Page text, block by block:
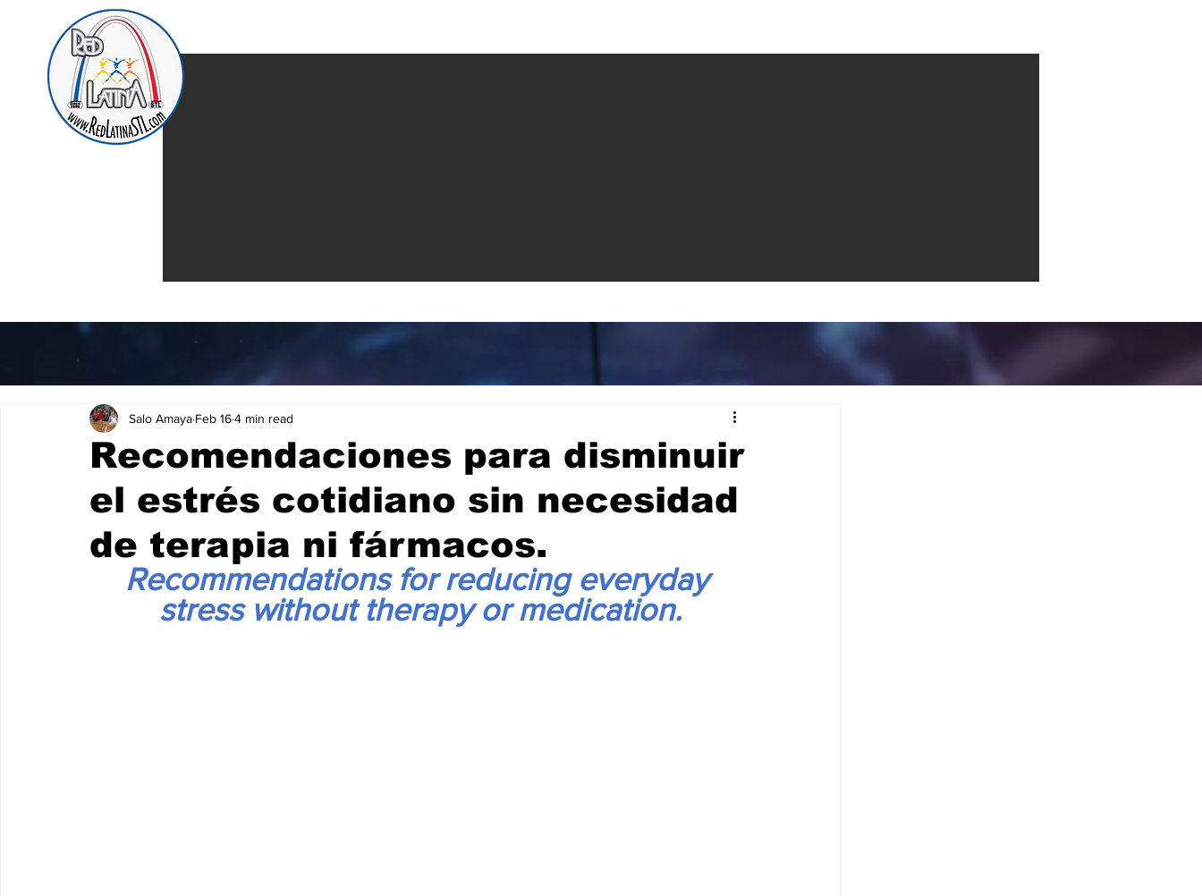
Recomendaciones para disminuir
el estrés cotidiano sin necesidad
de terapia ni fármacos.
Salo Amaya Feb 164 min read
Recommendations for reducing everyday
stress without therapy or medication.